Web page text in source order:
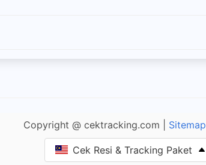
Copyright @ cektracking.com | Sitemap
Cek Resi & Tracking Paket